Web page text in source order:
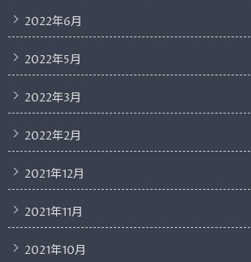
2022年6月
2022年5月
2022年3月
2022年2月
2021年12月
2021年11月
2021年10月